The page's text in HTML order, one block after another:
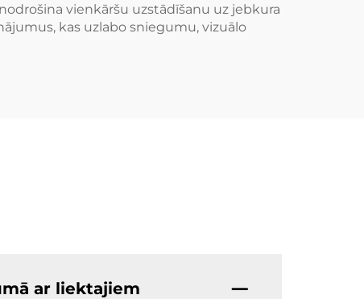
vienkāršu uzstādīšanu uz jebkura
kas uzlabo sniegumu, vizuālo
ar liektajiem